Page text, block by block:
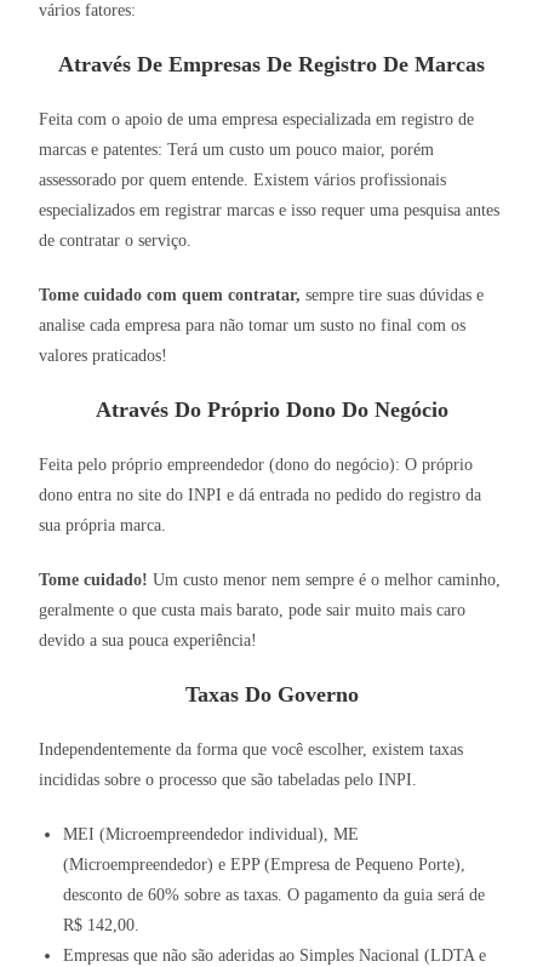
vários fatores:
Através De Empresas De Registro De Marcas
Feita com o apoio de uma empresa especializada em registro de
marcas e patentes: Terá um custo um pouco maior, porém
assessorado por quem entende. Existem vários profissionais
especializados em registrar marcas e isso requer uma pesquisa antes
de contratar o serviço.
Tome cuidado com quem contratar, sempre tire suas dúvidas e
analise cada empresa para não tomar um susto no final com os
valores praticados!
Através Do Próprio Dono Do Negócio
Feita pelo próprio empreendedor (dono do negócio): O próprio
dono entra no site do INPI e dá entrada no pedido do registro da
sua própria marca.
Tome cuidado! Um custo menor nem sempre é o melhor caminho,
geralmente o que custa mais barato, pode sair muito mais caro
devido a sua pouca experiência!
Taxas Do Governo
Independentemente da forma que você escolher, existem taxas
incididas sobre o processo que são tabeladas pelo INPI.
MEI (Microempreendedor individual), ME
(Microempreendedor) e EPP (Empresa de Pequeno Porte),
desconto de 60% sobre as taxas. O pagamento da guia será de
R$ 142,00.
Empresas que não são aderidas ao Simples Nacional (LDTA e